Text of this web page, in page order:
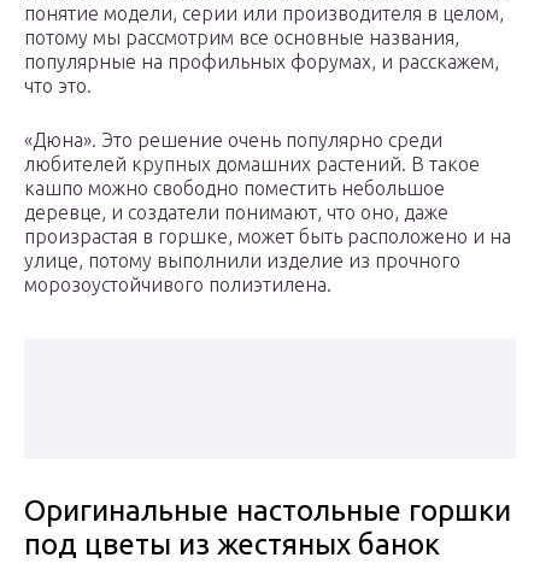
понятие модели, серии или производителя в целом,
потому мы рассмотрим все основные названия,
популярные на профильных форумах, и расскажем,
что это.
«Дюна». Это решение очень популярно среди
любителей крупных домашних растений. В такое
кашпо можно свободно поместить небольшое
деревце, и создатели понимают, что оно, даже
произрастая в горшке, может быть расположено и на
улице, потому выполнили изделие из прочного
морозоустойчивого полиэтилена.
Оригинальные настольные горшки
под цветы из жестяных банок